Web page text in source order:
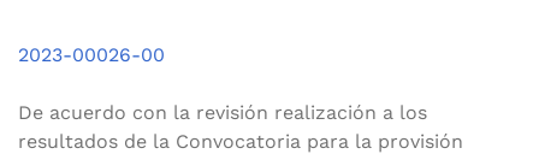
2023-00026-00
De acuerdo con la revisión realización a los
resultados de la Convocatoria para la provisión